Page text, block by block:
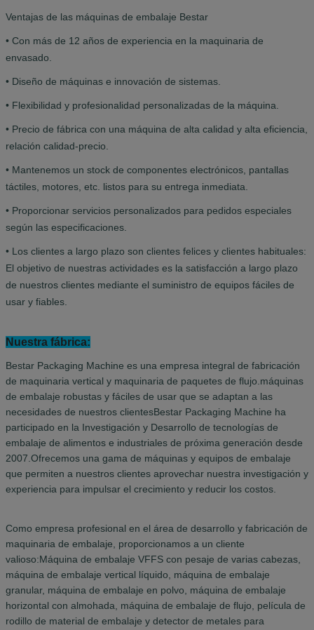
Ventajas de las máquinas de embalaje Bestar
• Con más de 12 años de experiencia en la maquinaria de
envasado.
• Diseño de máquinas e innovación de sistemas.
• Flexibilidad y profesionalidad personalizadas de la máquina.
• Precio de fábrica con una máquina de alta calidad y alta eficiencia,
relación calidad-precio.
• Mantenemos un stock de componentes electrónicos, pantallas
táctiles, motores, etc. listos para su entrega inmediata.
• Proporcionar servicios personalizados para pedidos especiales
según las especificaciones.
• Los clientes a largo plazo son clientes felices y clientes habituales:
El objetivo de nuestras actividades es la satisfacción a largo plazo
de nuestros clientes mediante el suministro de equipos fáciles de
usar y fiables.
Nuestra fábrica:
Bestar Packaging Machine es una empresa integral de fabricación
de maquinaria vertical y maquinaria de paquetes de flujo.máquinas
de embalaje robustas y fáciles de usar que se adaptan a las
necesidades de nuestros clientesBestar Packaging Machine ha
participado en la Investigación y Desarrollo de tecnologías de
embalaje de alimentos e industriales de próxima generación desde
2007.Ofrecemos una gama de máquinas y equipos de embalaje
que permiten a nuestros clientes aprovechar nuestra investigación y
experiencia para impulsar el crecimiento y reducir los costos.
Como empresa profesional en el área de desarrollo y fabricación de
maquinaria de embalaje, proporcionamos a un cliente
valioso:Máquina de embalaje VFFS con pesaje de varias cabezas,
máquina de embalaje vertical líquido, máquina de embalaje
granular, máquina de embalaje en polvo, máquina de embalaje
horizontal con almohada, máquina de embalaje de flujo, película de
rodillo de material de embalaje y detector de metales para